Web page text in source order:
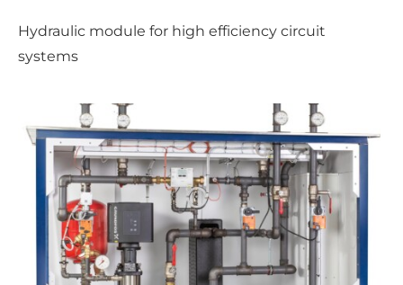
Hydraulic module for high efficiency circuit
systems